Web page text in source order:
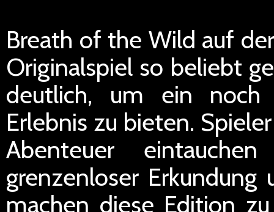
Breath of the Wild auf
Originalspiel so beliebt
deutlich, um ein noch
Erlebnis zu bieten.
Abenteuer
grenzenloser Erkundung
machen diese Edition